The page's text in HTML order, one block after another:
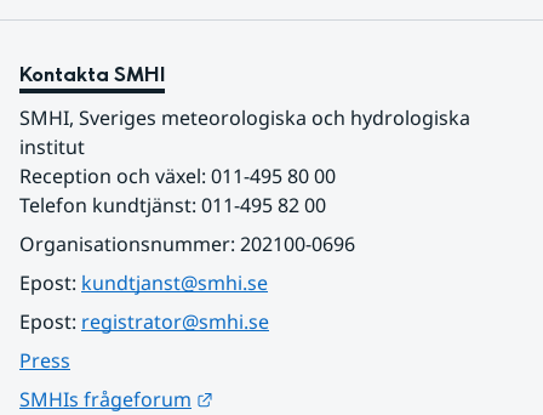
Kontakta SMHI
SMHI, Sveriges meteorologiska och hydrologiska
institut
Reception och växel: 011-495 80 00
Telefon kundtjänst: 011-495 82 00
Organisationsnummer: 202100-0696
Epost: kundtjanst@smhi.se
Epost: registrator@smhi.se
Press
SMHIs frågeforum